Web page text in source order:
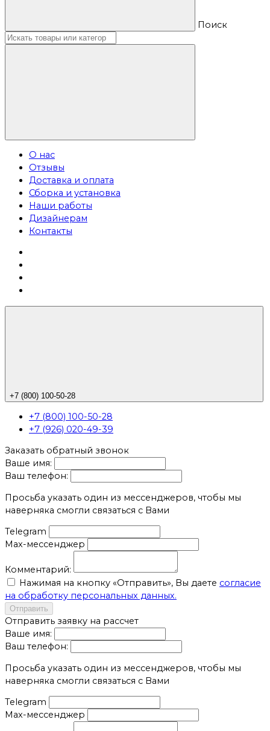
Поиск
О нас
Отзывы
Доставка и оплата
Сборка и установка
Наши работы
Дизайнерам
Контакты
+7 (800) 100-50-28
+7 (800) 100-50-28
+7 (926) 020-49-39
Заказать обратный звонок
Ваше имя:
Ваш телефон:
Просьба указать один из мессенджеров, чтобы мы
наверняка смогли связаться с Вами
Telegram
Max-мессенджер
Комментарий:
Нажимая на кнопку «Отправить», Вы даете согласие
на обработку персональных данных.
Отправить
Отправить заявку на рассчет
Ваше имя:
Ваш телефон:
Просьба указать один из мессенджеров, чтобы мы
наверняка смогли связаться с Вами
Telegram
Max-мессенджер